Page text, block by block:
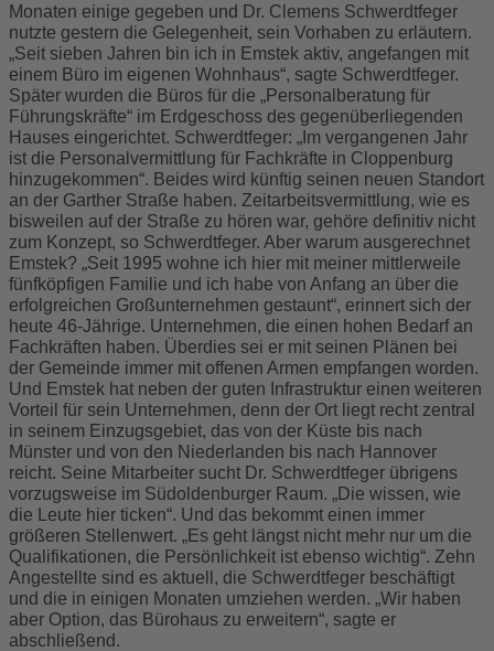
Monaten einige gegeben und Dr. Clemens Schwerdtfeger
nutzte gestern die Gelegenheit, sein Vorhaben zu erläutern.
„Seit sieben Jahren bin ich in Emstek aktiv, angefangen mit
einem Büro im eigenen Wohnhaus“, sagte Schwerdtfeger.
Später wurden die Büros für die „Personalberatung für
Führungskräfte“ im Erdgeschoss des gegenüberliegenden
Hauses eingerichtet. Schwerdtfeger: „Im vergangenen Jahr
ist die Personalvermittlung für Fachkräfte in Cloppenburg
hinzugekommen“. Beides wird künftig seinen neuen Standort
an der Garther Straße haben. Zeitarbeitsvermittlung, wie es
bisweilen auf der Straße zu hören war, gehöre definitiv nicht
zum Konzept, so Schwerdtfeger. Aber warum ausgerechnet
Emstek? „Seit 1995 wohne ich hier mit meiner mittlerweile
fünfköpfigen Familie und ich habe von Anfang an über die
erfolgreichen Großunternehmen gestaunt“, erinnert sich der
heute 46-Jährige. Unternehmen, die einen hohen Bedarf an
Fachkräften haben. Überdies sei er mit seinen Plänen bei
der Gemeinde immer mit offenen Armen empfangen worden.
Und Emstek hat neben der guten Infrastruktur einen weiteren
Vorteil für sein Unternehmen, denn der Ort liegt recht zentral
in seinem Einzugsgebiet, das von der Küste bis nach
Münster und von den Niederlanden bis nach Hannover
reicht. Seine Mitarbeiter sucht Dr. Schwerdtfeger übrigens
vorzugsweise im Südoldenburger Raum. „Die wissen, wie
die Leute hier ticken“. Und das bekommt einen immer
größeren Stellenwert. „Es geht längst nicht mehr nur um die
Qualifikationen, die Persönlichkeit ist ebenso wichtig“. Zehn
Angestellte sind es aktuell, die Schwerdtfeger beschäftigt
und die in einigen Monaten umziehen werden. „Wir haben
aber Option, das Bürohaus zu erweitern“, sagte er
abschließend.